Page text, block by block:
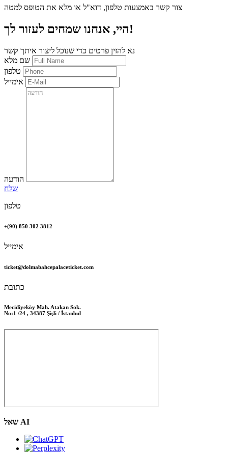
צור קשר באמצעות טלפון, דוא"ל או מלא את הטופס למטה
היי, אנחנו שמחים לעזור לך!
נא להזין פרטים כדי שנוכל ליצור איתך קשר
שם מלא
טלפון
אימייל
הודעה
שלח
טלפון
+(90) 850 302 3812
אימייל
ticket@dolmabahcepalaceticket.com
כתובת
Mecidiyeköy Mah. Atakan Sok.
No:1 /24 , 34387 Şişli / İstanbul
שאל AI